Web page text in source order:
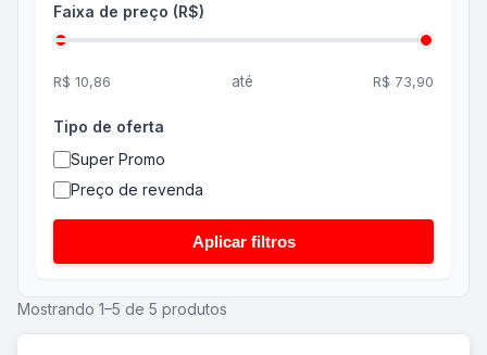
Faixa de preço (R$)
R$ 10,86 até R$ 73,90
Tipo de oferta
Super Promo
Preço de revenda
Aplicar filtros
Mostrando 1–5 de 5 produtos